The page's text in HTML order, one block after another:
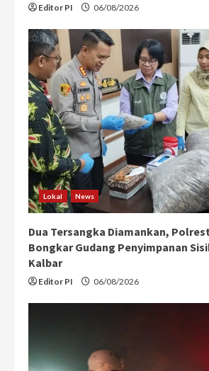
Editor PI 06/08/2026
Lokal News
Dua Tersangka Diamankan,
Bongkar Gudang Penyimpanan
Kalbar
Editor PI 06/08/2026